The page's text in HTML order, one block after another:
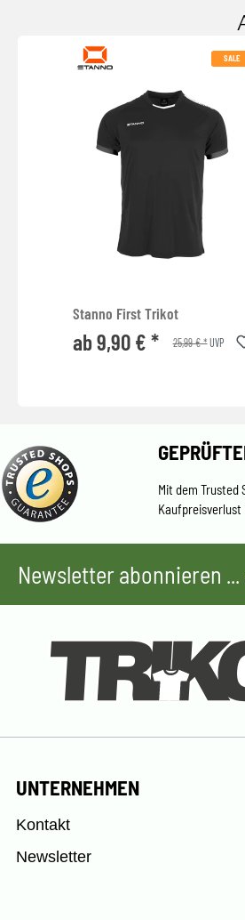
SALE
Stanno First Trikot
ab 9,90 € * 25,99 € *UVP
Mit dem Trusted
Newsletter abonnieren
UNTERNEHMEN
Kontakt
Newsletter